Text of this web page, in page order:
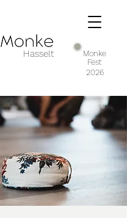
Hasselt
Monke
Fest
2026